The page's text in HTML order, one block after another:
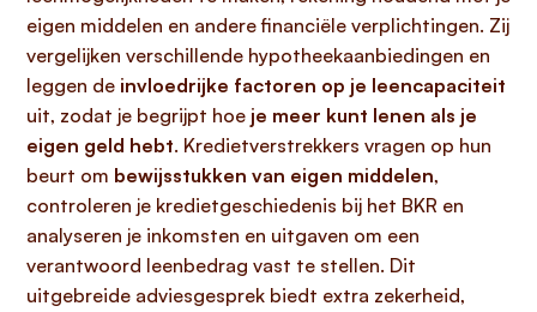
eigen middelen en andere financiële verplichtingen. Zij
vergelijken verschillende hypotheekaanbiedingen en
leggen de invloedrijke factoren op je leencapaciteit
uit, zodat je begrijpt hoe je meer kunt lenen als je
eigen geld hebt. Kredietverstrekkers vragen op hun
beurt om bewijsstukken van eigen middelen,
controleren je kredietgeschiedenis bij het BKR en
analyseren je inkomsten en uitgaven om een
verantwoord leenbedrag vast te stellen. Dit
uitgebreide adviesgesprek biedt extra zekerheid,